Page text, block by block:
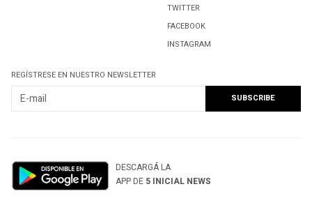
TWITTER
FACEBOOK
INSTAGRAM
REGÍSTRESE EN NUESTRO NEWSLETTER
DESCARGÁ LA
APP DE 5 INICIAL NEWS